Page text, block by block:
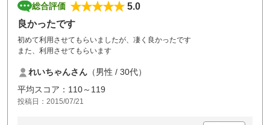
総合評価
5.0
良かったです
初めて利用させてもらいましたが、凄く良かったです
また、利用させてもらいます
れいちゃんさん （男性 / 30代）
平均スコア：110～119
投稿日：2015/07/21